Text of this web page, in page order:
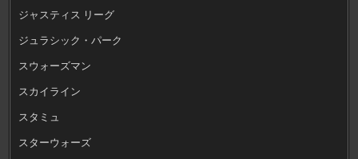
ジャスティス リーグ
ジュラシック・パーク
スウォーズマン
スカイライン
スタミュ
スターウォーズ